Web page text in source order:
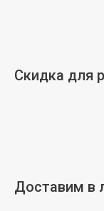
Скидка для
Доставим в